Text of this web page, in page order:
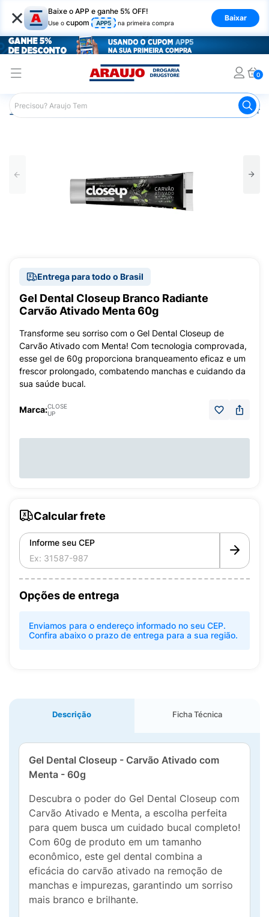
× Baixe o APP e ganhe 5% OFF!
Use o cupom APP5 na primeira compra
Baixar
0
Araujo Higiene Pessoal Pasta de Dente
Entrega para todo o Brasil
Gel Dental Closeup Branco Radiante
Carvão Ativado Menta 60g
Transforme seu sorriso com o Gel Dental Closeup de
Carvão Ativado com Menta! Com tecnologia comprovada,
esse gel de 60g proporciona branqueamento eficaz e um
frescor prolongado, combatendo manchas e cuidando da
sua saúde bucal.
Marca:CLOSE
UP
Calcular frete
Informe seu CEP
Opções de entrega
Enviamos para o endereço informado no seu CEP.
Confira abaixo o prazo de entrega para a sua região.
Descrição Ficha Técnica
Gel Dental Closeup - Carvão Ativado com
Menta - 60g
Descubra o poder do Gel Dental Closeup com
Carvão Ativado e Menta, a escolha perfeita
para quem busca um cuidado bucal completo!
Com 60g de produto em um tamanho
econômico, este gel dental combina a
eficácia do carvão ativado na remoção de
manchas e impurezas, garantindo um sorriso
mais branco e brilhante.